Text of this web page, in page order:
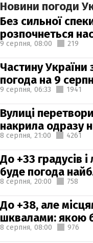
Новини погоди
Без сильної
розпочнеться
9 серпня, 08:00 219
Частину
погода на 9
9 серпня, 06:33 1941
Вулиці
накрила одразу
8 серпня, 21:00 4261
До +33 градусів
буде погода
8 серпня, 20:00 758
До +38, але
шквалами: якою
8 серпня, 08:00 976